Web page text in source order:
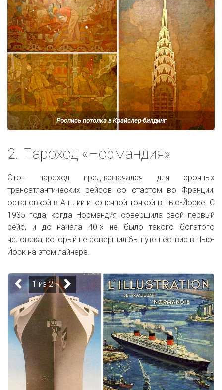
Роспись потолка в Крайслер-билдинг
2. Пароход «Нормандия»
Этот пароход предназначался для срочных
трансатлантических рейсов со стартом во Франции,
остановкой в Англии и конечной точкой в Нью-Йорке. С
1935 года, когда Нормандия совершила свой первый
рейс, и до начала 40-х не было такого богатого
человека, который не совершил бы путешествие в Нью-
Йорк на этом лайнере.
1 из 2